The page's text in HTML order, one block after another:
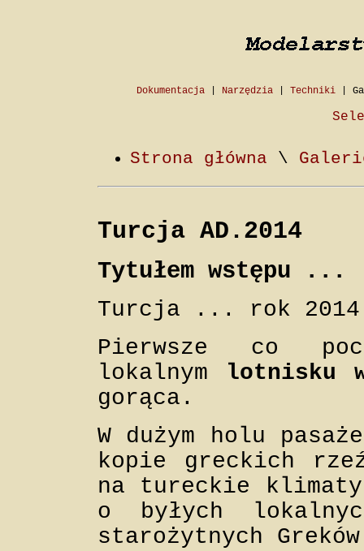
Dokumentacja| Narzędzia| Techniki|
Strona główna \
Turcja AD.2014
Tytułem wstępu ...
Turcja ... rok
Pierwsze co
lokalnym lotnisku
gorąca.
W dużym holu
kopie greckich
na tureckie
o byłych
starożytnych